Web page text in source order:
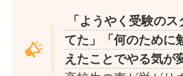
「ようやく受験の
てた」「何のために
えたことでやる気が